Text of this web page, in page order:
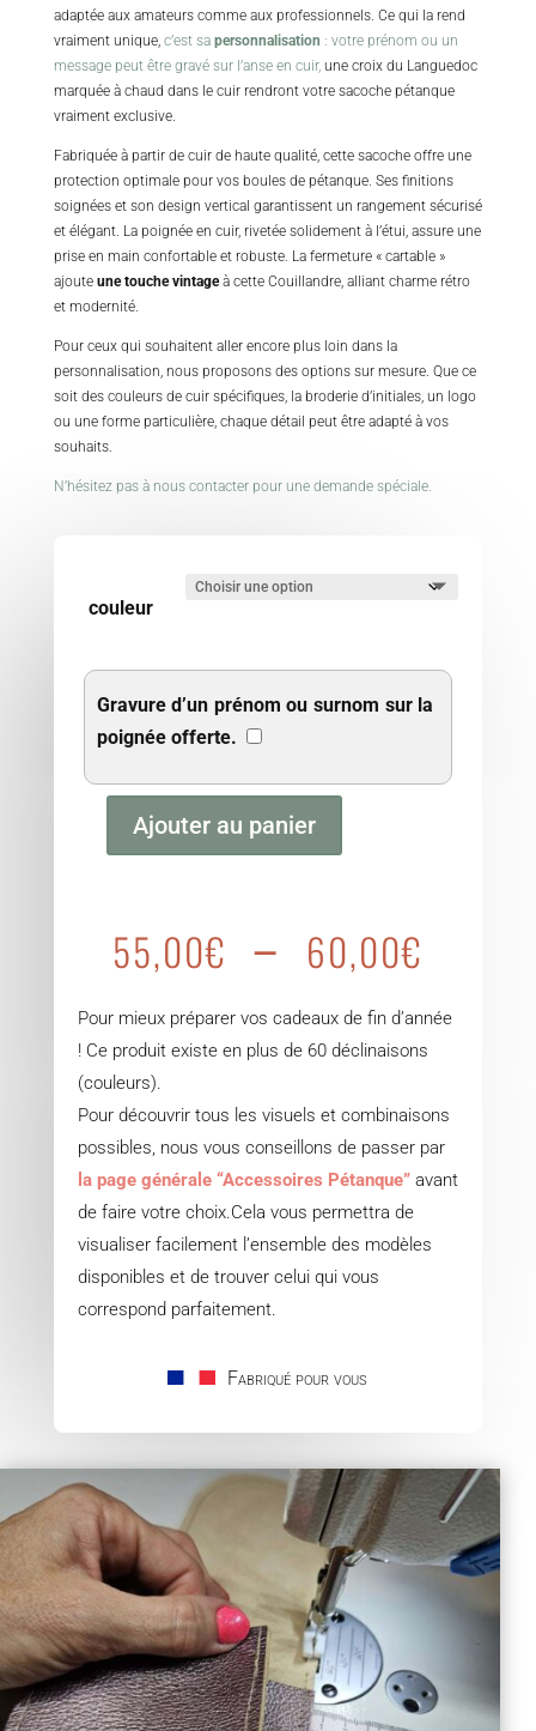
adaptée aux amateurs comme aux professionnels. Ce qui la rend
vraiment unique, c’est sa personnalisation : votre prénom ou un
message peut être gravé sur l’anse en cuir,une croix du Languedoc
marquée à chaud dans le cuir rendront votre sacoche pétanque
vraiment exclusive.
Fabriquée à partir de cuir de haute qualité, cette sacoche offre une
protection optimale pour vos boules de pétanque. Ses finitions
soignées et son design vertical garantissent un rangement sécurisé
et élégant. La poignée en cuir, rivetée solidement à l’étui, assure une
prise en main confortable et robuste. La fermeture « cartable »
ajoute une touche vintageà cette Couillandre, alliant charme rétro
et modernité.
Pour ceux qui souhaitent aller encore plus loin dans la
personnalisation, nous proposons des options sur mesure. Que ce
soit des couleurs de cuir spécifiques, la broderie d’initiales, un logo
ou une forme particulière, chaque détail peut être adapté à vos
souhaits.
N’hésitez pas à nous contacter pour une demande spéciale.
couleur
Gravure d’un prénom ou surnom sur la
poignée offerte.
quantité
boule
personnalisable
Ajouter au panier
55,00€ – 60,00€
prix :
à
Pour mieux préparer vos cadeaux de fin d’année
! Ce produit existe en plus de 60 déclinaisons
(couleurs).
Pour découvrir tous les visuels et combinaisons
possibles, nous vous conseillons de passer par
la page générale “Accessoires Pétanque”avant
de faire votre choix.Cela vous permettra de
visualiser facilement l’ensemble des modèles
disponibles et de trouver celui qui vous
correspond parfaitement.
Fabriqué pour vous